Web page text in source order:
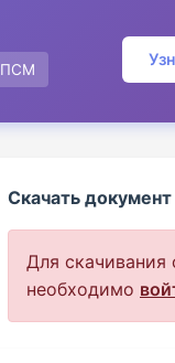
Скачать документ
Для скачивания
необходимо